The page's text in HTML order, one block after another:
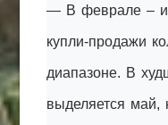
— В феврале –
купли-продажи
диапазоне. В
выделяется май,